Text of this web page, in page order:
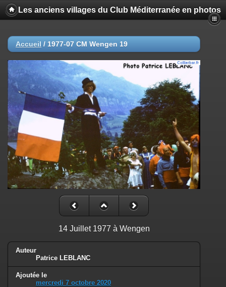
Les anciens villages du Club Méditerranée en photos
Accueil / 1977-07 CM Wengen 19
14 Juillet 1977 à Wengen
Auteur
Patrice LEBLANC
Ajoutée le
mercredi 7 octobre 2020